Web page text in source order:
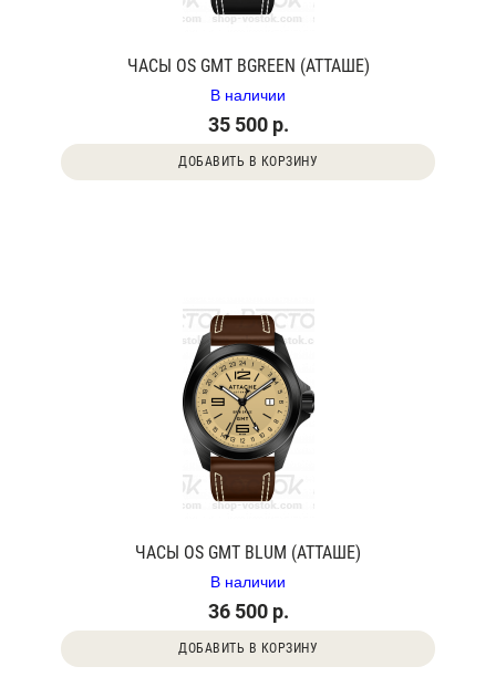
ЧАСЫ OS GMT BGREEN (АТТАШЕ)
В наличии
35 500 р.
ДОБАВИТЬ В КОРЗИНУ
ЧАСЫ OS GMT BLUM (АТТАШЕ)
В наличии
36 500 р.
ДОБАВИТЬ В КОРЗИНУ